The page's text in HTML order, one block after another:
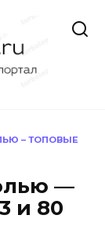
– ТОПОВЫЕ
—
и 80